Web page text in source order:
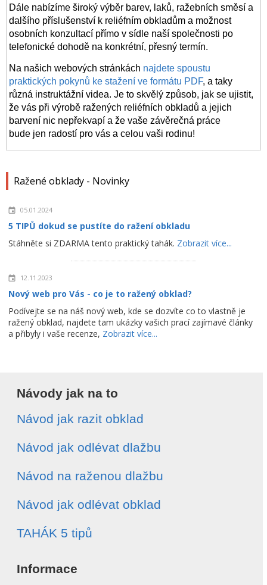
Ražené obklady - Novinky
05.01.2024
5 TIPŮ dokud se pustíte do ražení obkladu
Stáhněte si ZDARMA tento praktický tahák. Zobrazit více...
12.11.2023
Nový web pro Vás - co je to ražený obklad?
Podívejte se na náš nový web, kde se dozvíte co to vlastně je
ražený obklad, najdete tam ukázky vašich prací zajímavé články
a přibyly i vaše recenze, Zobrazit více...
Dále nabízíme široký výběr barev, laků, ražebních směsí a
dalšího příslušenství k reliéfním obkladům a možnost
osobních konzultací přímo v sídle naší společnosti po
telefonické dohodě na konkrétní, přesný termín.
Na našich webových stránkách najdete spoustu
praktických pokynů ke stažení ve formátu PDF, a taky
různá instruktážní videa. Je to skvělý způsob, jak se ujistit,
že vás při výrobě ražených reliéfních obkladů a jejich
barvení nic nepřekvapí a že vaše závěrečná práce
bude jen radostí pro vás a celou vaši rodinu!
Návody jak na to
Návod jak razit obklad
Návod jak odlévat dlažbu
Návod na raženou dlažbu
Návod jak odlévat obklad
TAHÁK 5 tipů
Informace